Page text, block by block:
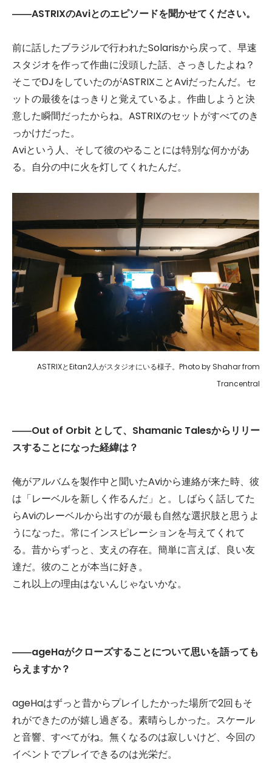
――ASTRIXのAviとのエピソードを聞かせてください。
前に話したブラジルで行われたSolarisから戻って、早速
スタジオを作って作曲に没頭した話、さっきしたよね？
そこでDJをしていたのがASTRIXことAviだったんだ。セ
ットの最後をはっきりと覚えているよ。作曲しようと決
意した瞬間だったからね。ASTRIXのセットがすべてのき
っかけだった。
Aviという人、そして彼のやることには特別な何かがあ
る。自分の中に火を灯してくれたんだ。
ASTRIXとEitan2人がスタジオにいる様子。Photo by Shahar from
Trancentral
――Out of Orbit として、Shamanic Talesからリリー
スすることになった経緯は？
俺がアルバムを製作中と聞いたAviから連絡が来た時、彼
は「レーベルを新しく作るんだ」と。しばらく話してた
らAviのレーベルから出すのが最も自然な選択肢と思うよ
うになった。常にインスピレーションを与えてくれて
る。昔からずっと、支えの存在。簡単に言えば、良い友
達だ。彼のことが本当に好き。
これ以上の理由はないんじゃないかな。
――ageHaがクローズすることについて思いを語っても
らえますか？
ageHaはずっと昔からプレイしたかった場所で2回もそ
れができたのが嬉し過ぎる。素晴らしかった。スケール
と音響、すべてがね。無くなるのは寂しいけど、今回の
イベントでプレイできるのは光栄だ。